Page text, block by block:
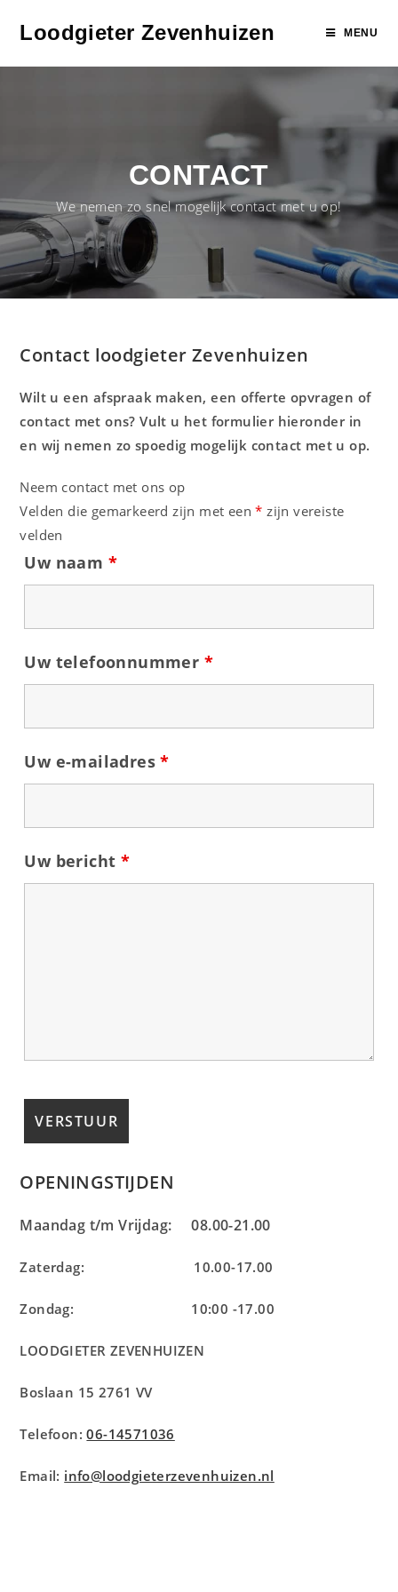
Loodgieter Zevenhuizen MENU
CONTACT
We nemen zo snel mogelijk contact met u op!
Contact loodgieter Zevenhuizen
Wilt u een afspraak maken, een offerte opvragen of
contact met ons? Vult u het formulier hieronder in
en wij nemen zo spoedig mogelijk contact met u op.
Neem contact met ons op
Velden die gemarkeerd zijn met een* zijn vereiste
velden
Uw naam *
Uw telefoonnummer *
Uw e-mailadres*
Uw bericht *
OPENINGSTIJDEN
Maandag t/m Vrijdag: 08.00-21.00
Zaterdag: 10.00-17.00
Zondag: 10:00 -17.00
LOODGIETER ZEVENHUIZEN
Boslaan 15 2761 VV
Telefoon:06-14571036
Email: info@loodgieterzevenhuizen.nl